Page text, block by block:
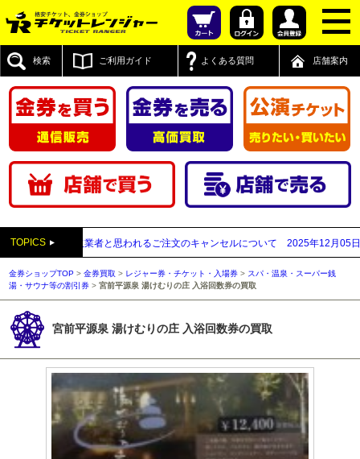
検索 ご利用ガイド よくある質問 店舗案内
TOPICS
払い買取業者と思われるご注文のキャンセルについて 2025年12月05日 【
金券ショップTOP >金券買取 > レジャー券・チケット・入場券 > スパ・温泉・スーパー銭
湯・サウナ等の割引券 >宮前平源泉 湯けむりの庄 入浴回数券の買取
宮前平源泉 湯けむりの庄 入浴回数券の買取